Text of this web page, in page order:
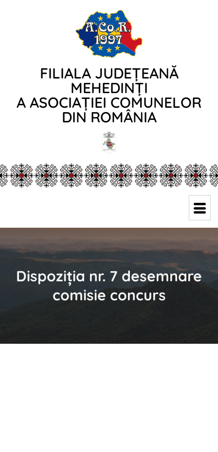
FILIALA JUDEȚEANĂ
MEHEDINȚI
A ASOCIAȚIEI COMUNELOR
DIN ROMÂNIA
Dispoziția nr. 7 desemnare
comisie concurs